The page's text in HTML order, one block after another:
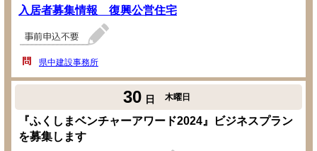
入居者募集情報 復興公営住宅
県中建設事務所
30 日 木曜日
『ふくしまベンチャーアワード2024』ビジネスプラン
を募集します